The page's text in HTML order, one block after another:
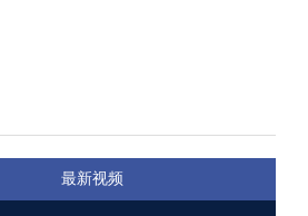
最新视频